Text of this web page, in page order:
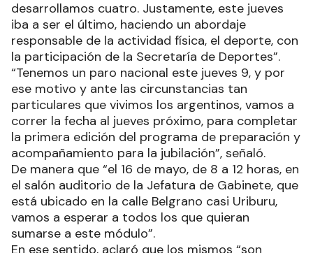
desarrollamos cuatro. Justamente, este jueves
iba a ser el último, haciendo un abordaje
responsable de la actividad física, el deporte, con
la participación de la Secretaría de Deportes”.
“Tenemos un paro nacional este jueves 9, y por
ese motivo y ante las circunstancias tan
particulares que vivimos los argentinos, vamos a
correr la fecha al jueves próximo, para completar
la primera edición del programa de preparación y
acompañamiento para la jubilación”, señaló.
De manera que “el 16 de mayo, de 8 a 12 horas, en
el salón auditorio de la Jefatura de Gabinete, que
está ubicado en la calle Belgrano casi Uriburu,
vamos a esperar a todos los que quieran
sumarse a este módulo”.
En ese sentido, aclaró que los mismos “son